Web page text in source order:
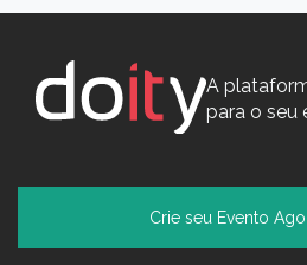
A
para o seu
Crie seu Evento